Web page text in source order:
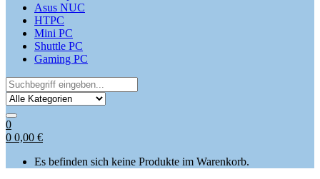
Asus NUC
HTPC
Mini PC
Shuttle PC
Gaming PC
Search
for:
0
0 0,00 €
Es befinden sich keine Produkte im Warenkorb.